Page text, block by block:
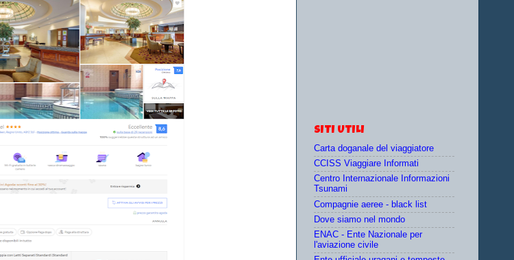
SITI UTILI
Carta doganale del viaggiatore
CCISS Viaggiare Informati
Centro Internazionale Informazioni
Tsunami
Compagnie aeree - black list
Dove siamo nel mondo
ENAC - Ente Nazionale per
l'aviazione civile